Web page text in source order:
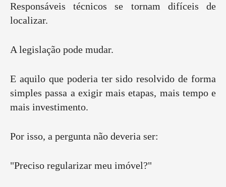
Responsáveis técnicos se tornam difíceis de
localizar.
A legislação pode mudar.
E aquilo que poderia ter sido resolvido de forma
simples passa a exigir mais etapas, mais tempo e
mais investimento.
Por isso, a pergunta não deveria ser:
"Preciso regularizar meu imóvel?"